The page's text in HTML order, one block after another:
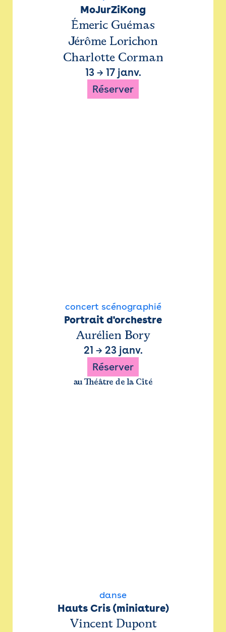
MoJurZiKong
Émeric Guémas
Jérôme Lorichon
Charlotte Corman
13→ 17 janv.
Réserver
concert scénographié
Portrait d'orchestre
Aurélien Bory
21 → 23 janv.
Réserver
au Théâtre de la Cité
danse
Hauts Cris (miniature)
Vincent Dupont